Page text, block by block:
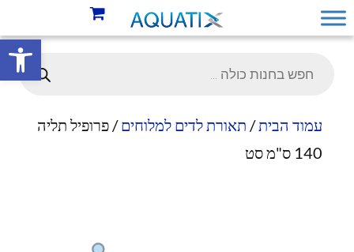
פתח
עמוד הבית/ תאורת לדים למלוחים/ פרופיל תליה
140 ס"מ סט